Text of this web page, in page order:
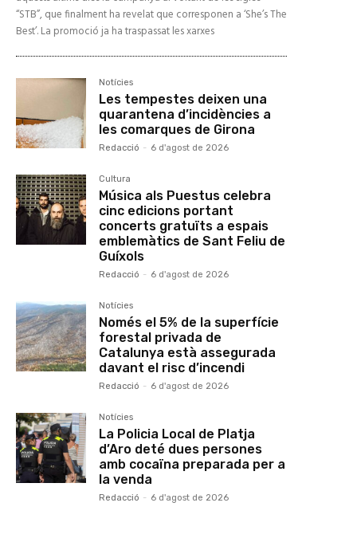
“STB”, que finalment ha revelat que corresponen a ‘She’s The
Best’. La promoció ja ha traspassat les xarxes
Notícies
Les tempestes deixen una
quarantena d’incidències a
les comarques de Girona
Redacció - 6 d'agost de 2026
Cultura
Música als Puestus celebra
cinc edicions portant
concerts gratuïts a espais
emblemàtics de Sant Feliu de
Guíxols
Redacció - 6 d'agost de 2026
Notícies
Només el 5% de la superfície
forestal privada de
Catalunya està assegurada
davant el risc d’incendi
Redacció - 6 d'agost de 2026
Notícies
La Policia Local de Platja
d’Aro deté dues persones
amb cocaïna preparada per a
la venda
Redacció - 6 d'agost de 2026